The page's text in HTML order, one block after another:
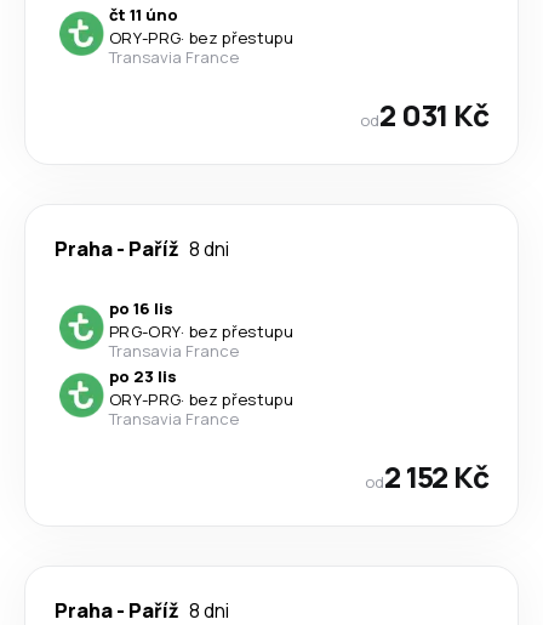
čt 11 úno
ORY-PRG· bez přestupu
Transavia France
od2 031 Kč
Praha- Paříž 8 dni
po 16 lis
PRG-ORY· bez přestupu
Transavia France
po 23 lis
ORY-PRG· bez přestupu
Transavia France
od2 152 Kč
Praha- Paříž 8 dni